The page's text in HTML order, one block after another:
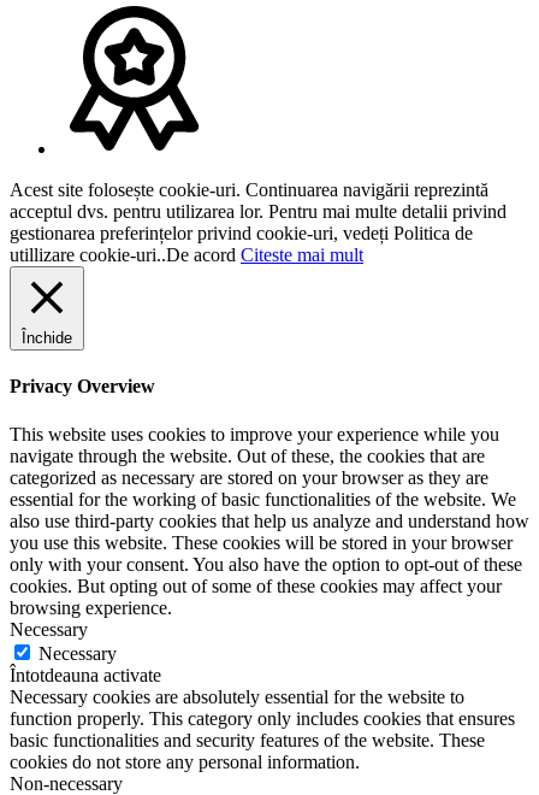
Acest site folosește cookie-uri. Continuarea navigării reprezintă
acceptul dvs. pentru utilizarea lor. Pentru mai multe detalii privind
gestionarea preferințelor privind cookie-uri, vedeți Politica de
utillizare cookie-uri..De acord Citeste mai mult
Închide
Privacy Overview
This website uses cookies to improve your experience while you
navigate through the website. Out of these, the cookies that are
categorized as necessary are stored on your browser as they are
essential for the working of basic functionalities of the website. We
also use third-party cookies that help us analyze and understand how
you use this website. These cookies will be stored in your browser
only with your consent. You also have the option to opt-out of these
cookies. But opting out of some of these cookies may affect your
browsing experience.
Necessary
Necessary
Întotdeauna activate
Necessary cookies are absolutely essential for the website to
function properly. This category only includes cookies that ensures
basic functionalities and security features of the website. These
cookies do not store any personal information.
Non-necessary